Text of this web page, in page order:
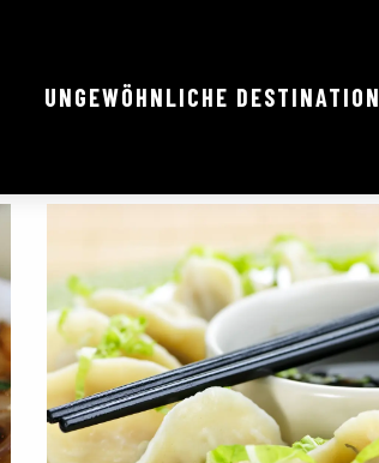
UNGEWÖHNLICHE DESTINATION